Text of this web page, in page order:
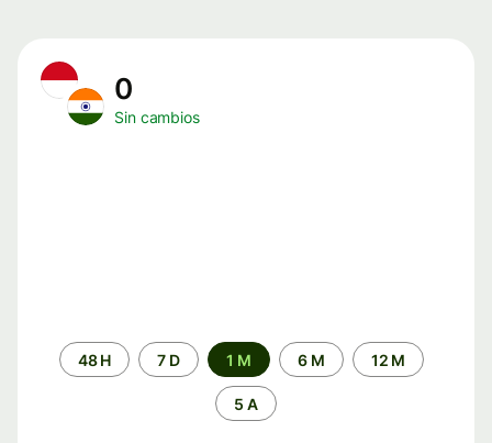
0
Sin cambios
Periodo48 H 7 D 1 M 6 M 12 M
5 A